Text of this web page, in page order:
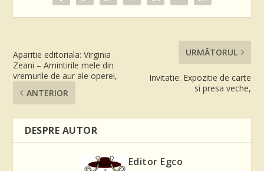
Aparitie editoriala: Virginia
Zeani – Amintirile mele din
vremurile de aur ale operei,
ANTERIOR
URMĂTORUL
Invitatie: Expozitie de carte
si presa veche,
DESPRE AUTOR
Editor Egco